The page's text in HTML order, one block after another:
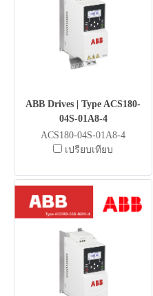
ABB Drives | Type ACS180-
04S-01A8-4
ACS180-04S-01A8-4
เปรียบเทียบ